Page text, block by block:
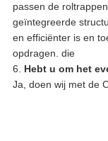
passen de
geïntegreerde
en efficiënter is en
opdragen. die
6. Hebt u om het
Ja, doen wij met de